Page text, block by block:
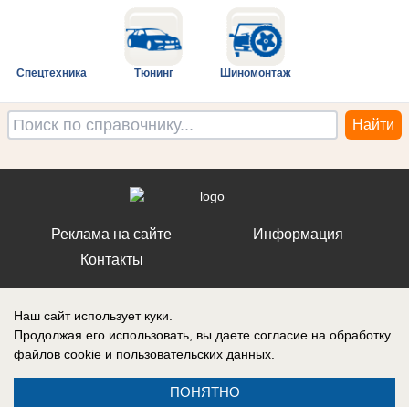
Спецтехника Тюнинг Шиномонтаж
Реклама на сайте
Контакты
Информация
Запись о регистрации СМИ: ЭЛ № ФС 77 – 86242, выдано
технологий и массовых коммуникаций (Роскомнадзор) 10 ноября 2023
г.
Наш сайт использует куки.
Продолжая его использовать, вы даете согласие на обработку
файлов cookie и пользовательских данных.
ПОНЯТНО